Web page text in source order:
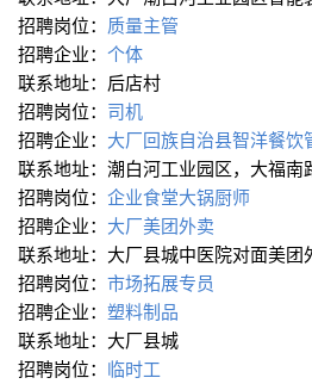
招聘岗位： 质量主管
招聘企业： 个体
联系地址：后店村
招聘岗位： 司机
招聘企业： 大厂回族自治县智洋餐饮
联系地址：潮白河工业园区，大福南
招聘岗位： 企业食堂大锅厨师
招聘企业： 大厂美团外卖
联系地址：大厂县城中医院对面美团
招聘岗位： 市场拓展专员
招聘企业： 塑料制品
联系地址：大厂县城
招聘岗位： 临时工